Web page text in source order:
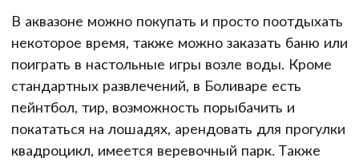
В аквазоне можно покупать и просто поотдыхать
некоторое время, также можно заказать баню или
поиграть в настольные игры возле воды. Кроме
стандартных развлечений, в Боливаре есть
пейнтбол, тир, возможность порыбачить и
покататься на лошадях, арендовать для прогулки
квадроцикл, имеется веревочный парк. Также